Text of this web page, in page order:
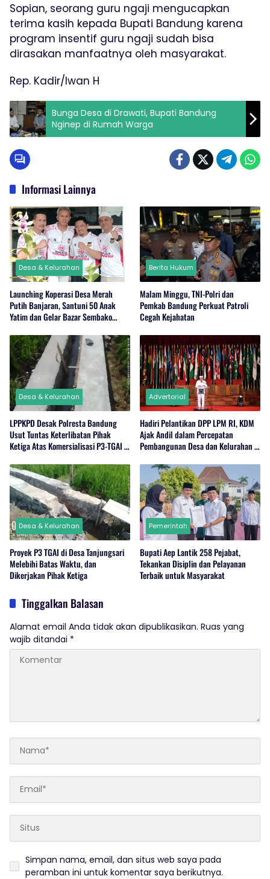
Sopian, seorang guru ngaji mengucapkan
terima kasih kepada Bupati Bandung karena
program insentif guru ngaji sudah bisa
dirasakan manfaatnya oleh masyarakat.
Rep. Kadir/Iwan H
Bunga Desa di Drawati, Bupati Bandung
Nginep di Rumah Warga
Informasi Lainnya
Desa & Kelurahan
Launching Koperasi Desa Merah
Putih Banjaran, Santuni 50 Anak
Yatim dan Gelar Bazar Sembako
Berita Hukum
Malam Minggu, TNI-Polri dan
Pemkab Bandung Perkuat Patroli
Cegah Kejahatan
Desa & Kelurahan
LPPKPD Desak Polresta Bandung
Usut Tuntas Keterlibatan Pihak
Ketiga Atas Komersialisasi P3-TGAI di
Advertorial
Hadiri Pelantikan DPP LPM RI, KDM
Ajak Andil dalam Percepatan
Pembangunan Desa dan Kelurahan di
Desa & Kelurahan
Proyek P3 TGAI di Desa Tanjungsari
Melebihi Batas Waktu, dan
Dikerjakan Pihak Ketiga
Pemerintah
Bupati Aep Lantik 258 Pejabat,
Tekankan Disiplin dan Pelayanan
Terbaik untuk Masyarakat
Tinggalkan Balasan
Alamat email Anda tidak akan dipublikasikan. Ruas yang
wajib ditandai *
Simpan nama, email, dan situs web saya pada
peramban ini untuk komentar saya berikutnya.